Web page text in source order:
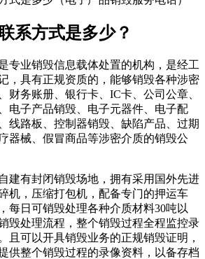
系方式是多少？
专业销毁信息载体处置的机构，是经工
，具有正规资质的，能够销毁各种涉密
财务账册、银行卡、IC卡、公司公章、
电子产品销毁、电子元器件、电子配
线路板、控制器销毁、缺陷产品、过期
器械、假冒商品等涉密介质的销毁公
建有封闭销毁场地，拥有采用国外先进
机，压缩打包机，配备专门的押运车
每日可销毁处理各种介质材料30吨以
毁处理流程，整个销毁过程全程监控录
且可以开具销毁业务的正规销毁证明，
供整个销毁过程的录像资料，以备存档